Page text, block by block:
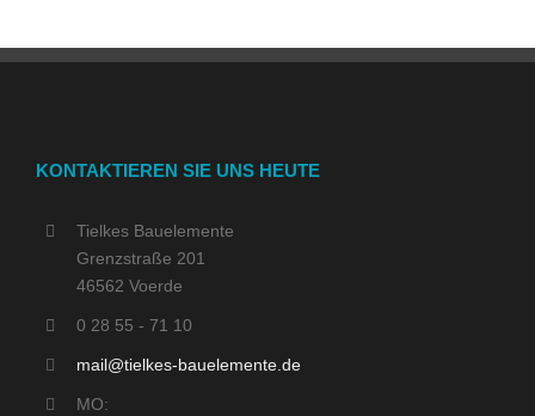
KONTAKTIEREN SIE UNS HEUTE
Tielkes Bauelemente
Grenzstraße 201
46562 Voerde
0 28 55 - 71 10
mail@tielkes-bauelemente.de
MO: